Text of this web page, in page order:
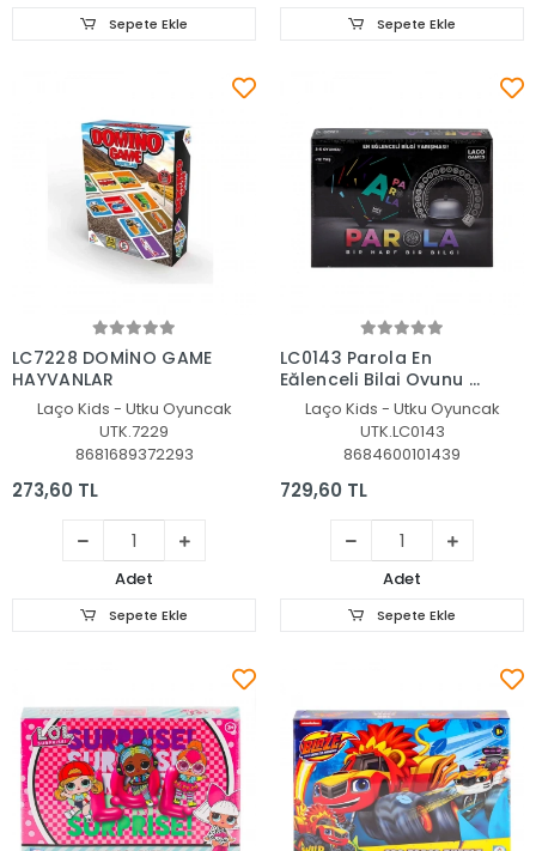
Sepete Ekle Sepete Ekle
Sepete Ekle
LC7228 DOMİNO GAME
HAYVANLAR
Laço Kids - Utku Oyuncak
UTK.7229
8681689372293
273,60 TL
Adet
Sepete Ekle
Sepete Ekle
LC0143 Parola En
Eğlenceli Bilgi Oyunu -
Laçokids
Laço Kids - Utku Oyuncak
UTK.LC0143
8684600101439
729,60 TL
Adet
Sepete Ekle